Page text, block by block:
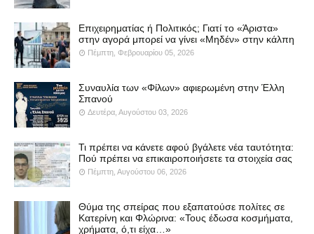
Επιχειρηματίας ή Πολιτικός; Γιατί το «Άριστα»
στην αγορά μπορεί να γίνει «Μηδέν» στην κάλπη
Πέμπτη, Φεβρουαρίου 05, 2026
Συναυλία των «Φίλων» αφιερωμένη στην Έλλη
Σπανού
Δευτέρα, Αυγούστου 03, 2026
Τι πρέπει να κάνετε αφού βγάλετε νέα ταυτότητα:
Πού πρέπει να επικαιροποιήσετε τα στοιχεία σας
Πέμπτη, Αυγούστου 06, 2026
Θύμα της σπείρας που εξαπατούσε πολίτες σε
Κατερίνη και Φλώρινα: «Τους έδωσα κοσμήματα,
χρήματα, ό,τι είχα…»